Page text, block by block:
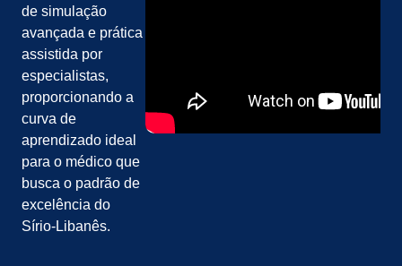
de simulação
avançada e prática
assistida por
especialistas,
proporcionando a
curva de
aprendizado ideal
para o médico que
busca o padrão de
excelência do
Sírio-Libanês.